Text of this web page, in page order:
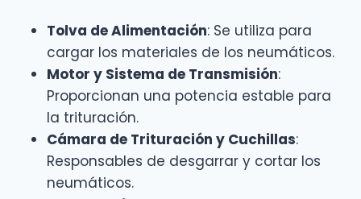
Tolva de Alimentación: Se utiliza para
cargar los materiales de los neumáticos.
Motor y Sistema de Transmisión:
Proporcionan una potencia estable para
la trituración.
Cámara de Trituración y Cuchillas:
Responsables de desgarrar y cortar los
neumáticos.